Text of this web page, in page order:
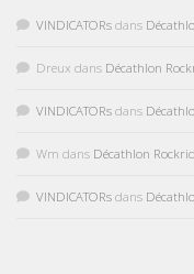
VINDICATORs dans
Dreux dans Décathlon
VINDICATORs dans
Wm dans Décathlon
VINDICATORs dans